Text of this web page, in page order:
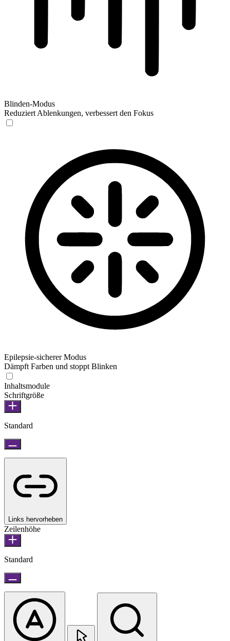
Blinden-Modus
Reduziert Ablenkungen, verbessert den Fokus
Epilepsie-sicherer Modus
Dämpft Farben und stoppt Blinken
Inhaltsmodule
Schriftgröße
Standard
Links hervorheben
Zeilenhöhe
Standard